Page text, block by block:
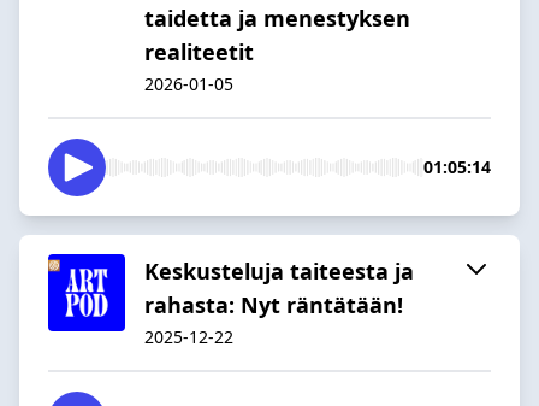
taidetta ja menestyksen
realiteetit
2026-01-05
01:05:14
Keskusteluja taiteesta ja
rahasta: Nyt räntätään!
2025-12-22